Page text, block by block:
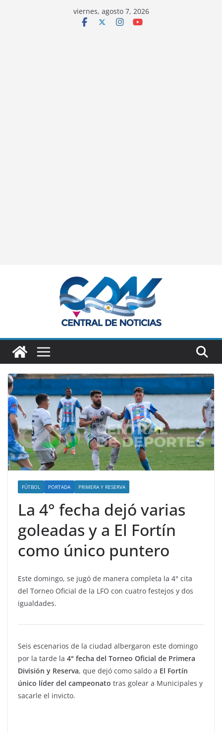
viernes, agosto 7, 2026
FÚTBOL PORTADA PRIMERA Y RESERVA
La 4° fecha dejó varias
goleadas y a El Fortín
como único puntero
Este domingo, se jugó de manera completa la 4° cita
del Torneo Oficial de la LFO con cuatro festejos y dos
igualdades.
Seis escenarios de la ciudad albergaron este domingo
por la tarde la 4° fecha del Torneo Oficial de Primera
División y Reserva, que dejó como saldo a El Fortín
único líder del campeonato tras golear a Municipales y
sacarle el invicto.